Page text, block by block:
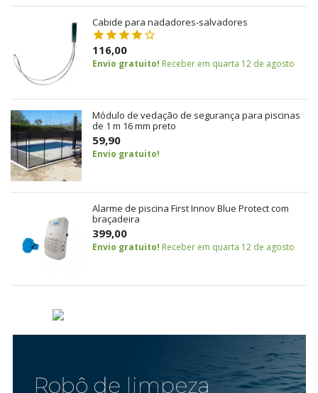
Cabide para nadadores-salvadores
116,00
Envio gratuito! Receber em quarta 12 de agosto
Módulo de vedação de segurança para piscinas
de 1 m 16 mm preto
59,90
Envio gratuito!
Alarme de piscina First Innov Blue Protect com
braçadeira
399,00
Envio gratuito! Receber em quarta 12 de agosto